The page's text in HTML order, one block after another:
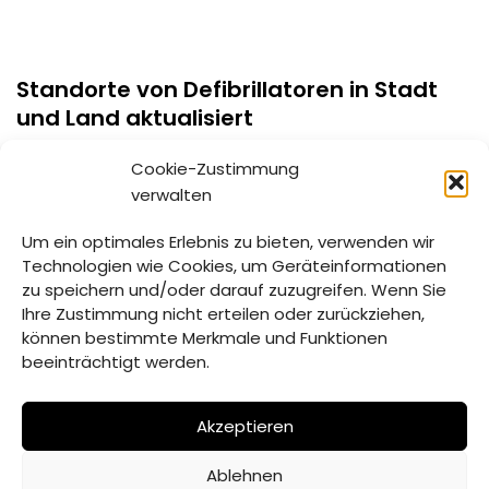
Cookie-Zustimmung
verwalten
Um ein optimales Erlebnis zu bieten, verwenden wir
Technologien wie Cookies, um Geräteinformationen
zu speichern und/oder darauf zuzugreifen. Wenn Sie
Ihre Zustimmung nicht erteilen oder zurückziehen,
können bestimmte Merkmale und Funktionen
beeinträchtigt werden.
Akzeptieren
Ablehnen
Standorte von Defibrillatoren in Stadt
und Land aktualisiert
Der Regionalentwicklungsverein Straubing-Bogen e.V.
hat in Zusammenarbeit mit der Gesundheitsregion plus
Straubing die Karten zu den Standorten von
Defibrillatoren im Landkreis Straubing-Bogen sowie in
der…Weiterlesen »